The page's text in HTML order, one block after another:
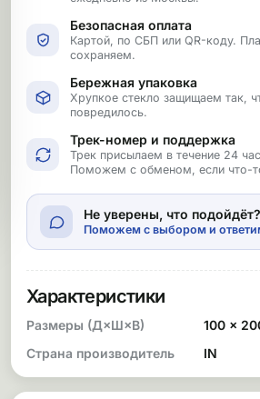
Безопасная оплата
Картой, по СБП или QR-коду.
сохраняем.
Бережная упаковка
Хрупкое стекло защищаем так,
повредилось.
Трек-номер и поддержка
Трек присылаем в течение 24
Поможем с обменом, если что-
Не уверены, что подойдёт?
Поможем с выбором и
Характеристики
Размеры (Д×Ш×В)
100 ×
Страна производитель
IN